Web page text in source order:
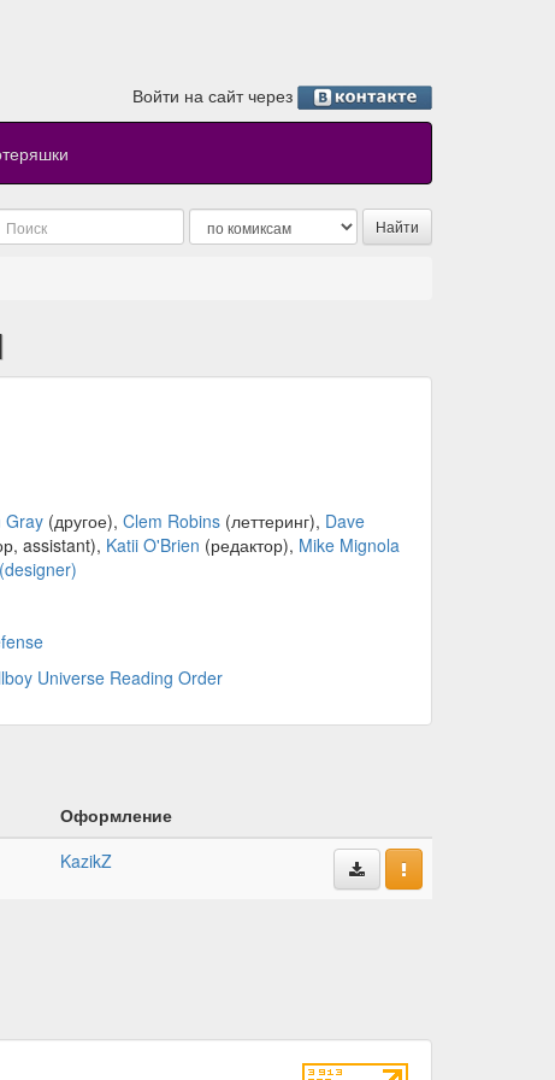
Войти на сайт через
Gray(другое), Clem Robins(леттеринг), Dave
assistant), Katii O'Brien (редактор), Mike Mignola
Universe Reading Order
Оформление
KazikZ